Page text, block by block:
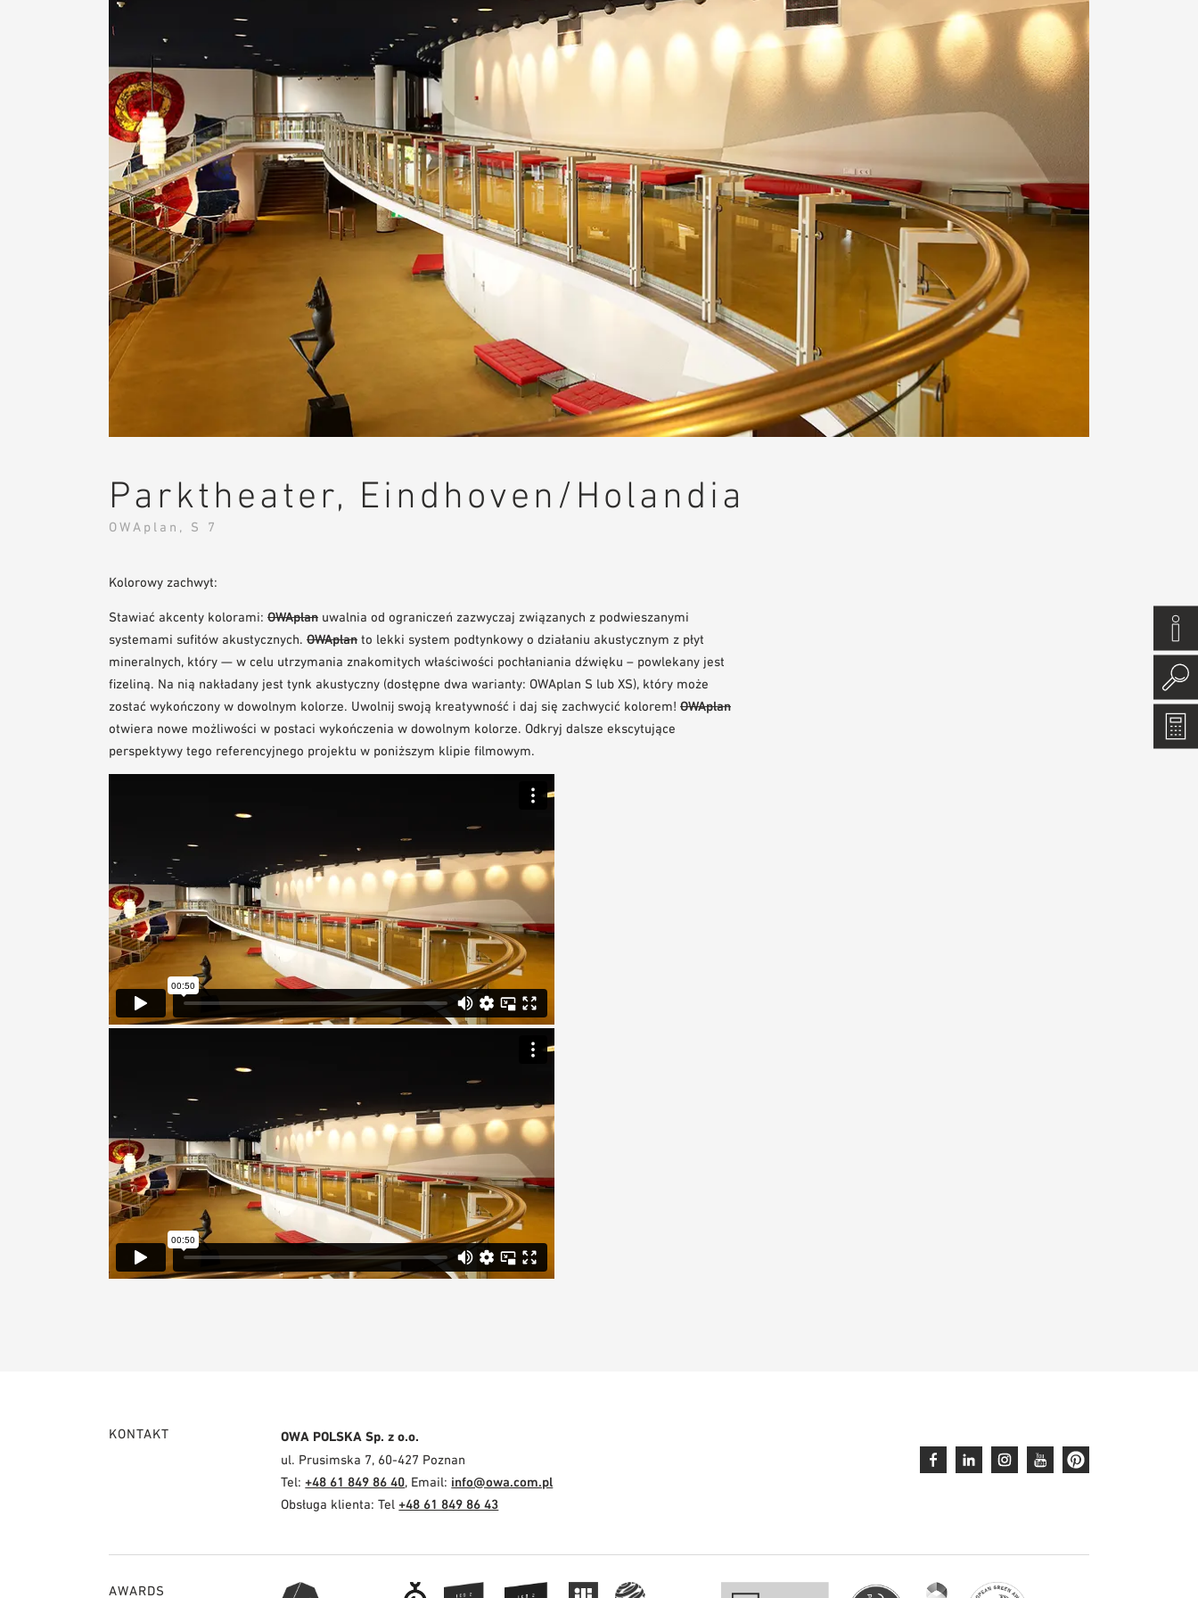
Parktheater, Eindhoven/Holandia
OWAplan, S 7
Kolorowy zachwyt:
Stawiać akcenty kolorami: OWAplan uwalnia od ograniczeń zazwyczaj związanych z podwieszanymi
systemami sufitów akustycznych. OWAplan to lekki system podtynkowy o działaniu akustycznym z płyt
mineralnych, który — w celu utrzymania znakomitych właściwości pochłaniania dźwięku – powlekany jest
fizeliną. Na nią nakładany jest tynk akustyczny (dostępne dwa warianty: OWAplan S lub XS), który może
zostać wykończony w dowolnym kolorze. Uwolnij swoją kreatywność i daj się zachwycić kolorem! OWAplan
otwiera nowe możliwości w postaci wykończenia w dowolnym kolorze. Odkryj dalsze ekscytujące
perspektywy tego referencyjnego projektu w poniższym klipie filmowym.
KONTAKT OWA POLSKA Sp. z o.o.
ul. Prusimska 7, 60-427 Poznan
Tel:+48 61 849 86 40, Email: info@owa.com.pl
Obsługa klienta: Tel+48 61 849 86 43
AWARDS